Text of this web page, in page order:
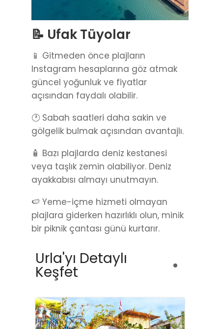
📝 Ufak Tüyolar
📱 Gitmeden önce plajların
Instagram hesaplarına göz atmak
güncel yoğunluk ve fiyatlar
açısından faydalı olabilir.
🕐 Sabah saatleri daha sakin ve
gölgelik bulmak açısından avantajlı.
🧴 Bazı plajlarda deniz kestanesi
veya taşlık zemin olabiliyor. Deniz
ayakkabısı almayı unutmayın.
🍉 Yeme-içme hizmeti olmayan
plajlara giderken hazırlıklı olun, minik
bir piknik çantası günü kurtarır.
Urla'yı Detaylı
Keşfet